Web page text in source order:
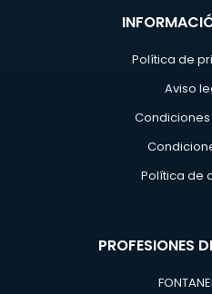
Política de
Aviso
Política de
PROFESIONES